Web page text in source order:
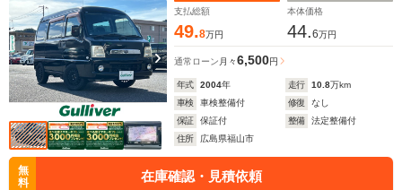
支払総額
49.8万円
本体価格
44.6万円
通常ローン 月々6,500円
年式 2004年 走行 10.8万km
車検
車検整備付 修復
なし
保証
保証付 整備
法定整備付
住所
広島県福山市
無
料
在庫確認・見積依頼